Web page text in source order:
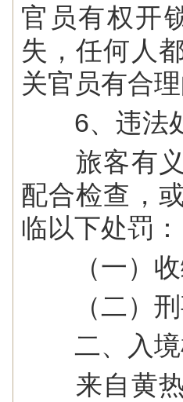
官员有权开
失，任何人
关官员有合
6、违法
旅客有义
配合检查，
临以下处罚：
（一）收
（二）刑
二、入境
来自黄热